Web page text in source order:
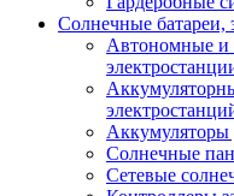
Солнечные
Автономные и
Аккумуляторы
Солнечные
Сетевые